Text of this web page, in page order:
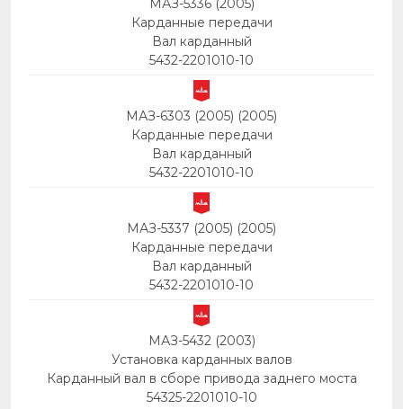
МАЗ-5336 (2005)
Карданные передачи
Вал карданный
5432-2201010-10
МАЗ-6303 (2005) (2005)
Карданные передачи
Вал карданный
5432-2201010-10
МАЗ-5337 (2005) (2005)
Карданные передачи
Вал карданный
5432-2201010-10
МАЗ-5432 (2003)
Установка карданных валов
Карданный вал в сборе привода заднего моста
54325-2201010-10